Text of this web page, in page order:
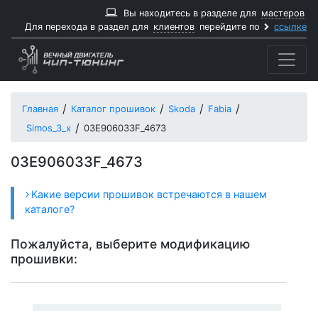
Вы находитесь в разделе для мастеров
Для перехода в раздел для клиентов перейдите по ссылке
Главная Каталог прошивок Skoda
Fabia
Simos_3_x
03E906033F_4673
03E906033F_4673
Какие версии прошивок встречаются в нашем
каталоге?
Пожалуйста, выберите модификацию
прошивки: